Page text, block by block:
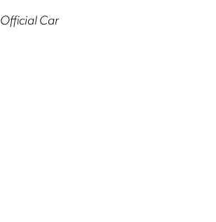
Official Car